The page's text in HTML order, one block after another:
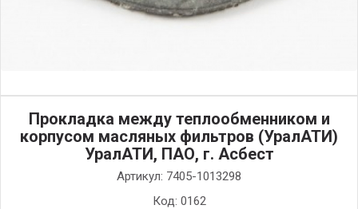
Прокладка между теплообменником и
корпусом масляных фильтров (УралАТИ)
УралАТИ, ПАО, г. Асбест
Артикул: 7405-1013298
Код: 0162